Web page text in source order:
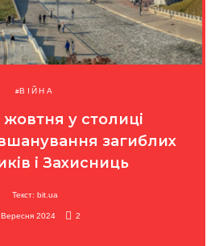
ВІЙНА
у столиці
загиблих
і Захисниць
Текст: bit.ua
2024 2